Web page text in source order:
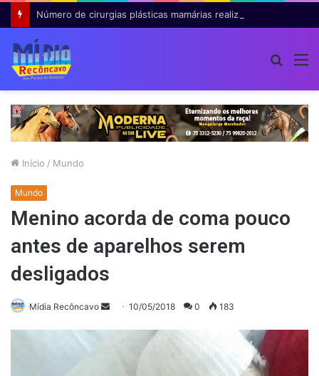
Início / Mundo
Mundo
Menino acorda de coma pouco
antes de aparelhos serem
desligados
Mídia Recôncavo
Mande10/05/2018 0 183